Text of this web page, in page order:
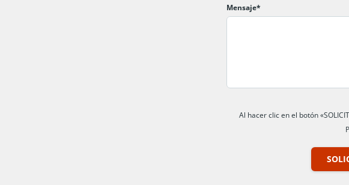
Mensaje*
Al hacer clic en el botón